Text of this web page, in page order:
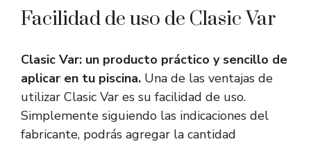
Facilidad de uso de Clasic Var
Clasic Var: un producto práctico y sencillo de
aplicar en tu piscina. Una de las ventajas de
utilizar Clasic Var es su facilidad de uso.
Simplemente siguiendo las indicaciones del
fabricante, podrás agregar la cantidad